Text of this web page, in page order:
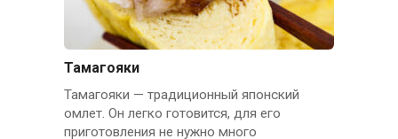
Тамагояки
Тамагояки — традиционный японский
омлет. Он легко готовится, для его
приготовления не нужно много